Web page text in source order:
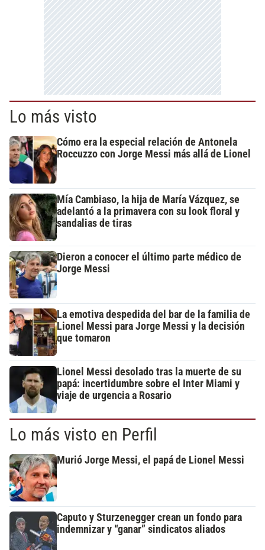
Lo más visto
Cómo era la especial relación de Antonela
Roccuzzo con Jorge Messi más allá de Lionel
Mía Cambiaso, la hija de María Vázquez, se
adelantó a la primavera con su look floral y
sandalias de tiras
Dieron a conocer el último parte médico de
Jorge Messi
La emotiva despedida del bar de la familia de
Lionel Messi para Jorge Messi y la decisión
que tomaron
Lionel Messi desolado tras la muerte de su
papá: incertidumbre sobre el Inter Miami y
viaje de urgencia a Rosario
Lo más visto en Perfil
Murió Jorge Messi, el papá de Lionel Messi
Caputo y Sturzenegger crean un fondo para
indemnizar y “ganar” sindicatos aliados